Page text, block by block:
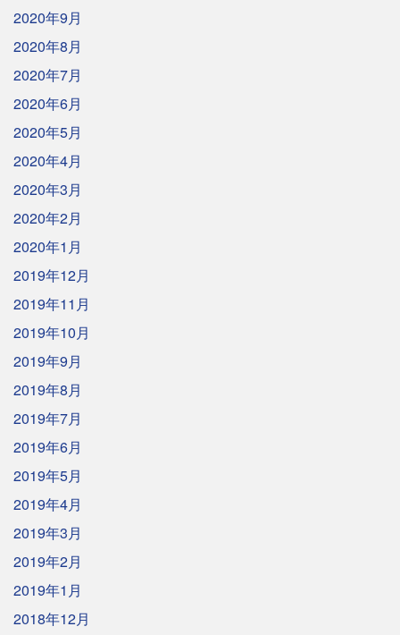
2020年9月
2020年8月
2020年7月
2020年6月
2020年5月
2020年4月
2020年3月
2020年2月
2020年1月
2019年12月
2019年11月
2019年10月
2019年9月
2019年8月
2019年7月
2019年6月
2019年5月
2019年4月
2019年3月
2019年2月
2019年1月
2018年12月